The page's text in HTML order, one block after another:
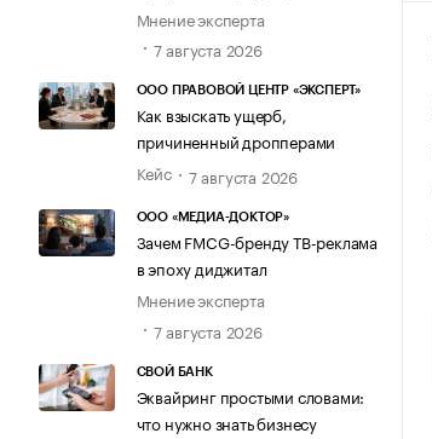
Мнение эксперта
7 августа 2026
ООО ПРАВОВОЙ ЦЕНТР «ЭКСПЕРТ»
Как взыскать ущерб,
причиненный дропперами
Кейс
7 августа 2026
ООО «МЕДИА-ДОКТОР»
Зачем FMCG-бренду ТВ-реклама
в эпоху диджитал
Мнение эксперта
7 августа 2026
СВОЙ БАНК
Эквайринг простыми словами:
что нужно знать бизнесу